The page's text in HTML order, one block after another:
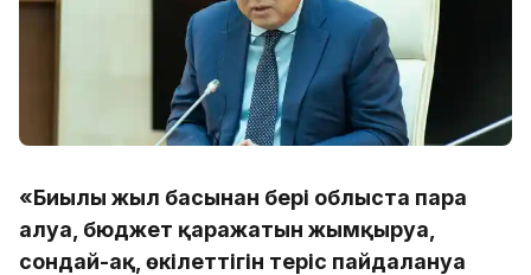
«Биылғы жыл басынан бері облыста пара
алуға, бюджет қаражатын жымқыруға,
сондай-ақ, өкілеттігін теріс пайдалануға